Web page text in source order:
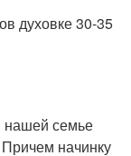
духовке 30-35
нашей семье
начинку